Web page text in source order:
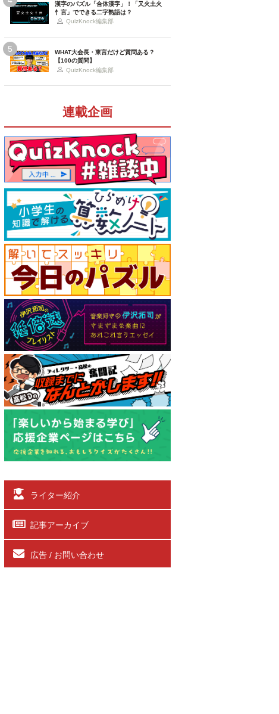
漢字のパズル「合体漢字」！「又火土火
忄言」でできる二字熟語は？
QuizKnock編集部
5
WHAT大会長・東言だけど質問ある？
【100の質問】
QuizKnock編集部
連載企画
ライター紹介
記事アーカイブ
広告 / お問い合わせ